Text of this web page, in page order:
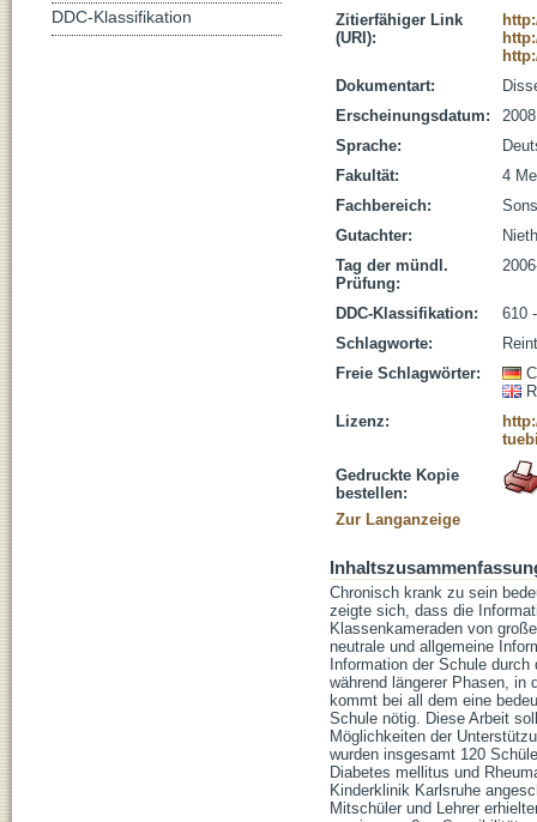
Zitierfähiger Link
(URI):
Dokumentart:
Erscheinungsdatum:
2008
Sprache:
Fakultät:
4
Fachbereich:
Gutachter:
Tag der mündl.
Prüfung:
DDC-Klassifikation:
610
Schlagworte:
Freie Schlagwörter:
Lizenz:
Gedruckte Kopie
bestellen:
Zur Langanzeige
Chronisch krank zu sein
zeigte sich, dass die
Klassenkameraden von
neutrale und allgemeine
Information der Schule
während längerer Phasen,
kommt bei all dem eine
Schule nötig. Diese Arbeit
Möglichkeiten der
wurden insgesamt 120
Diabetes mellitus und
Kinderklinik Karlsruhe
Mitschüler und Lehrer
DDC-Klassifikation